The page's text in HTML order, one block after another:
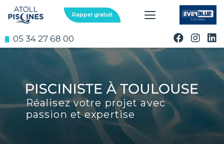
au
contenu
05 34 27 68 00
Rappel gratuit
Réalisez votre projet avec
passion et expertise